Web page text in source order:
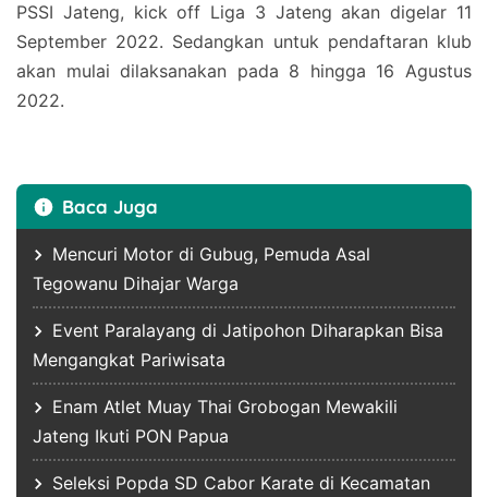
PSSI Jateng, kick off Liga 3 Jateng akan digelar 11
September 2022. Sedangkan untuk pendaftaran klub
akan mulai dilaksanakan pada 8 hingga 16 Agustus
2022.
Baca Juga
Mencuri Motor di Gubug, Pemuda Asal
Tegowanu Dihajar Warga
Event Paralayang di Jatipohon Diharapkan Bisa
Mengangkat Pariwisata
Enam Atlet Muay Thai Grobogan Mewakili
Jateng Ikuti PON Papua
Seleksi Popda SD Cabor Karate di Kecamatan